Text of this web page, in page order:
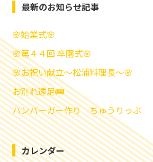
最新のお知らせ記事
🌸始業式🌸
🌸第４４回 卒園式🌸
🌸お祝い献立～松浦料理長～🌸
お別れ遠足🚌
ハンバーガー作り ちゅうりっぷ
カレンダー